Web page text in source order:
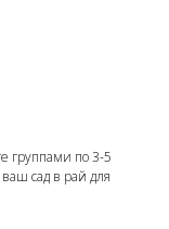
группами по 3-5
ваш сад в рай для